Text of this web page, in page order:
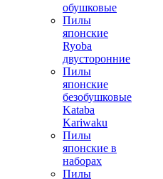
обушковые
Пилы
японские
Ryoba
двусторонние
Пилы
японские
безобушковые
Kataba
Kariwaku
Пилы
японские в
наборах
Пилы